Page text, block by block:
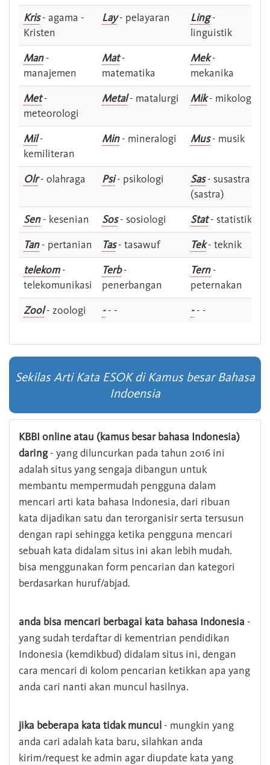
Kris- agama -
Kristen
Lay- pelayaran Ling-
linguistik
Man-
manajemen
Mat-
matematika
Mek-
mekanika
Met-
meteorologi
Metal- matalurgi Mik- mikologi
Mil-
kemiliteran
Min- mineralogi Mus- musik
Olr- olahraga Psi- psikologi Sas- susastra -
(sastra)
Sen- kesenian Sos- sosiologi Stat- statistik
Tan- pertanian Tas- tasawuf Tek- teknik
telekom-
telekomunikasi
Terb-
penerbangan
Tern-
peternakan
Zool- zoologi -- - -- -
Sekilas Arti Kata ESOK di Kamus besar Bahasa
Indoensia
KBBI online atau (kamus besar bahasa Indonesia)
daring- yang diluncurkan pada tahun 2016 ini
adalah situs yang sengaja dibangun untuk
membantu mempermudah pengguna dalam
mencari arti kata bahasa Indonesia, dari ribuan
kata dijadikan satu dan terorganisir serta tersusun
dengan rapi sehingga ketika pengguna mencari
sebuah kata didalam situs ini akan lebih mudah.
bisa menggunakan form pencarian dan kategori
berdasarkan huruf/abjad.
anda bisa mencari berbagai kata bahasa Indonesia -
yang sudah terdaftar di kementrian pendidikan
Indonesia (kemdikbud) didalam situs ini, dengan
cara mencari di kolom pencarian ketikkan apa yang
anda cari nanti akan muncul hasilnya.
jika beberapa kata tidak muncul - mungkin yang
anda cari adalah kata baru, silahkan anda
kirim/request ke admin agar diupdate kata yang